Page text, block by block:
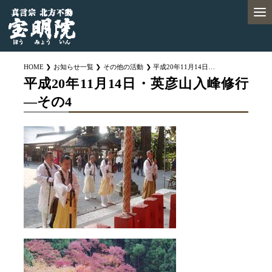
HOME お知らせ一覧 その他の活動
平成20年11月14日・英彦山入峰修行
―その4